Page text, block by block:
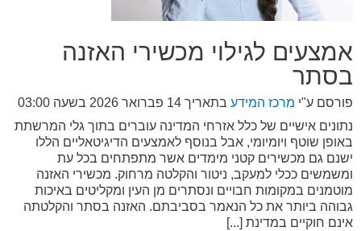
אמצעים לגילוי מכשירי האזנה
בסתר
פורסם ע"י מרכז המידע בתאריך 14 פברואר 2026 בשעה 03:00
נתונים אישיים של כלל אזרחי המדינה עוברים בתוך גלי המרשתת
באופן שוטף ויומיומי, אבל בנוסף לאמצעים הדיגיטאליים הללו
ישנם גם מכשירים קטני מימדים אשר מתפתחים בכל עת
ומשמשים ככלי למעקב, ניטור והקלטה מרחוק. מכשירי האזנה
מוטמנים במקומות חבויים ונסתרים מן העין ומקליטים באיכות
גבוהה ביותר את כל הנאמר בסביבתם. האזנה בסתר והקלטתה
אינם חוקיים במדינת [...]